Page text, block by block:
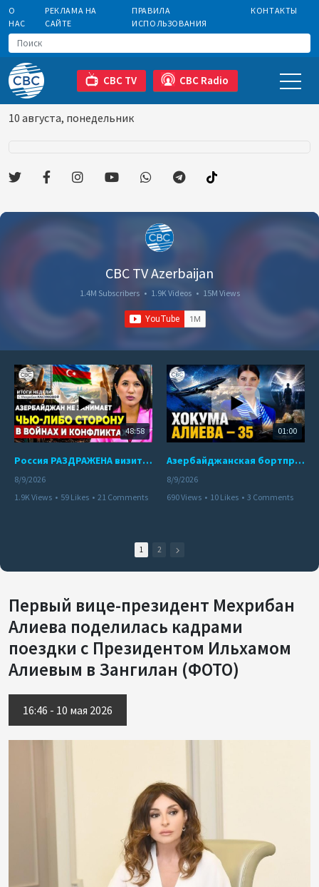
О
НАС
РЕКЛАМА НА
САЙТЕ
ПРАВИЛА
ИСПОЛЬЗОВАНИЯ
КОНТАКТЫ
CBC TV CBC Radio
10 августа, понедельник
CBC TV Azerbaijan
1.4M Subscribers • 1.9K Videos • 15M Views
48:58
Россия РАЗДРАЖЕНА визитом азербайджанского министра в Украину | Пашинян ВЗБУНТОВАЛСЯ в Кыргызстане
8/9/2026
1.9K Views • 59 Likes • 21 Comments
01:00
Азербайджанская бортпроводница погибла при крушении самолета Embraer E190
8/9/2026
690 Views • 10 Likes • 3 Comments
1 2
Первый вице-президент Мехрибан
Алиева поделилась кадрами
поездки с Президентом Ильхамом
Алиевым в Зангилан (ФОТО)
16:46 - 10 мая 2026